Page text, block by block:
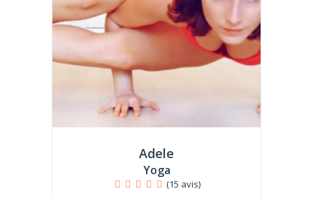
Adele
Yoga
(15 avis)